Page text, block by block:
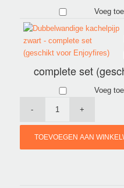
Voeg
complete set
Voeg
TOEVOEGEN AAN